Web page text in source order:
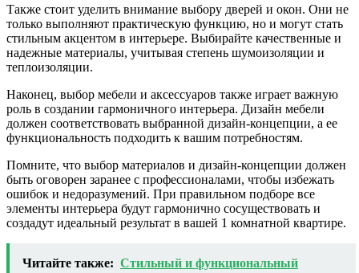
Также стоит уделить внимание выбору дверей и окон. Они не
только выполняют практическую функцию, но и могут стать
стильным акцентом в интерьере. Выбирайте качественные и
надежные материалы, учитывая степень шумоизоляции и
теплоизоляции.
Наконец, выбор мебели и аксессуаров также играет важную
роль в создании гармоничного интерьера. Дизайн мебели
должен соответствовать выбранной дизайн-концепции, а ее
функциональность подходить к вашим потребностям.
Помните, что выбор материалов и дизайн-концепции должен
быть оговорен заранее с профессионалами, чтобы избежать
ошибок и недоразумений. При правильном подборе все
элементы интерьера будут гармонично сосуществовать и
создадут идеальный результат в вашей 1 комнатной квартире.
Читайте также: Стильный и функциональный